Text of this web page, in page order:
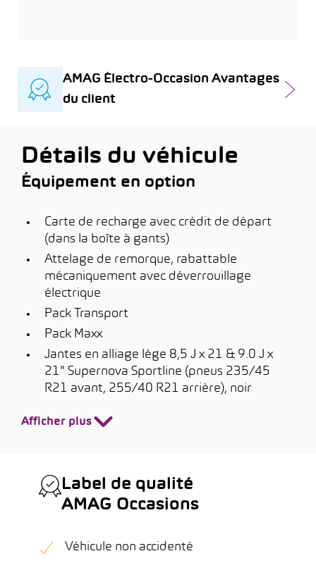
AMAG Électro-Occasion Avantages
du client
Détails du véhicule
Équipement en option
Carte de recharge avec crédit de départ
(dans la boîte à gants)
Attelage de remorque, rabattable
mécaniquement avec déverrouillage
électrique
Pack Transport
Pack Maxx
Jantes en alliage lége 8,5 J x 21 & 9.0 J x
21" Supernova Sportline (pneus 235/45
R21 avant, 255/40 R21 arrière), noir
Afficher plus
Label de qualité
AMAG Occasions
Véhicule non accidenté